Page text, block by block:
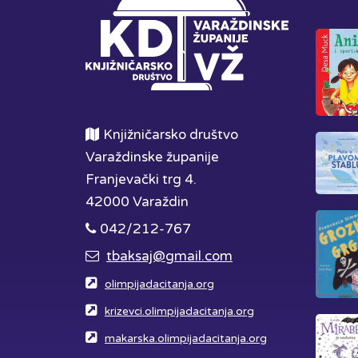
Knjižničarsko društvo
Varaždinske županije
Franjevački trg 4.
42000 Varaždin
042/212-767
tbaksaj@gmail.com
olimpijadacitanja.org
krizevci.olimpijadacitanja.org
makarska.olimpijadacitanja.org